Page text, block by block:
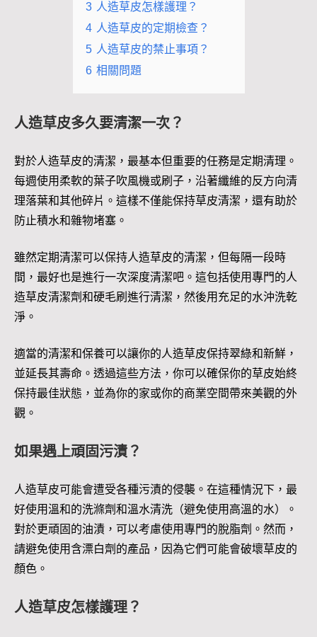
3 人造草皮怎樣護理？
4 人造草皮的定期檢查？
5 人造草皮的禁止事項？
6 相關問題
人造草皮多久要清潔一次？
對於人造草皮的清潔，最基本但重要的任務是定期清理。
每週使用柔軟的葉子吹風機或刷子，沿著纖維的反方向清
理落葉和其他碎片。這樣不僅能保持草皮清潔，還有助於
防止積水和雜物堵塞。
雖然定期清潔可以保持人造草皮的清潔，但每隔一段時
間，最好也是進行一次深度清潔吧。這包括使用專門的人
造草皮清潔劑和硬毛刷進行清潔，然後用充足的水沖洗乾
淨。
適當的清潔和保養可以讓你的人造草皮保持翠綠和新鮮，
並延長其壽命。透過這些方法，你可以確保你的草皮始終
保持最佳狀態，並為你的家或你的商業空間帶來美觀的外
觀。
如果遇上頑固污漬？
人造草皮可能會遭受各種污漬的侵襲。在這種情況下，最
好使用溫和的洗滌劑和溫水清洗（避免使用高溫的水）。
對於更頑固的油漬，可以考慮使用專門的脫脂劑。然而，
請避免使用含漂白劑的產品，因為它們可能會破壞草皮的
顏色。
人造草皮怎樣護理？